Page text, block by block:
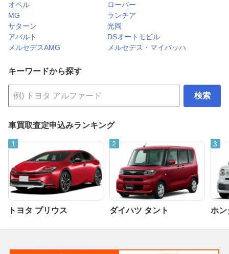
オペル
ローバー
MG
ランチア
サターン
光岡
アバルト
DSオートモビル
メルセデスAMG
メルセデス・マイバッハ
キーワードから探す
検索
車買取査定申込みランキング
トヨタ プリウス ダイハツ タント ホン